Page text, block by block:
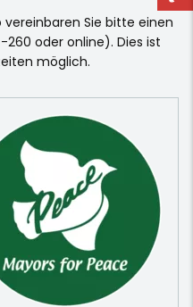
vereinbaren Sie bitte einen
260 oder online). Dies ist
möglich.